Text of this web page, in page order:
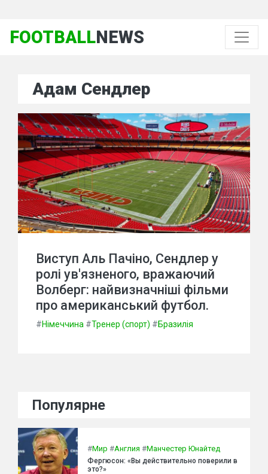
FOOTBALLNEWS
Адам Сендлер
Виступ Аль Пачіно, Сендлер у
ролі ув'язненого, вражаючий
Волберг: найвизначніші фільми
про американський футбол.
#Німеччина #Тренер (спорт) #Бразилія
Популярне
#Мир #Англия #Манчестер Юнайтед
Фергюсон: «Вы действительно поверили в
это?»